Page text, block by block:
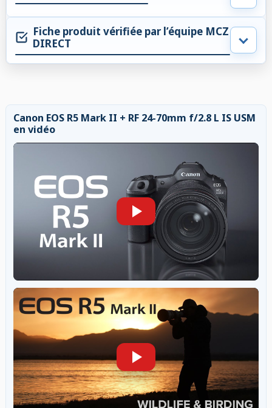
Fiche produit vérifiée par l’équipe MCZ
DIRECT
Canon EOS R5 Mark II + RF 24-70mm f/2.8 L IS USM
en vidéo